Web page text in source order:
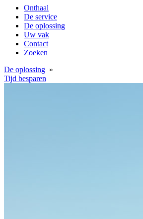
Onthaal
De service
De oplossing
Uw vak
Contact
Zoeken
De oplossing »
Tijd besparen